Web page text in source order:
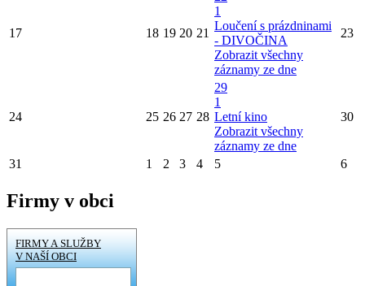
17 18 19 20 21
1
Loučení s prázdninami
- DIVOČINA
Zobrazit všechny
záznamy ze dne
23
24 25 26 27 28
29
1
Letní kino
Zobrazit všechny
záznamy ze dne
30
31 1 2 3 4 5 6
Firmy v obci
FIRMY A SLUŽBY
V NAŠÍ OBCI